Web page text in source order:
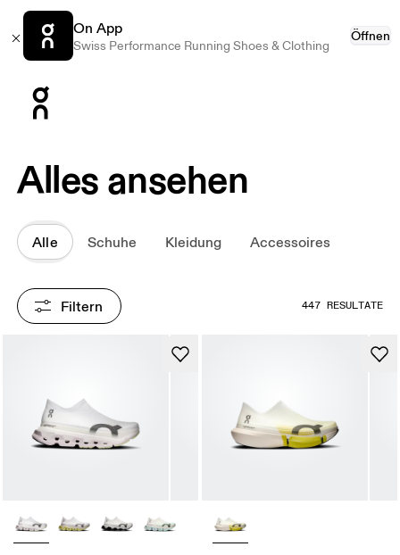
On App
Swiss Performance Running Shoes & Clothing
Öffnen
Alles ansehen
Alle Schuhe Kleidung Accessoires
Filtern 447 RESULTATE